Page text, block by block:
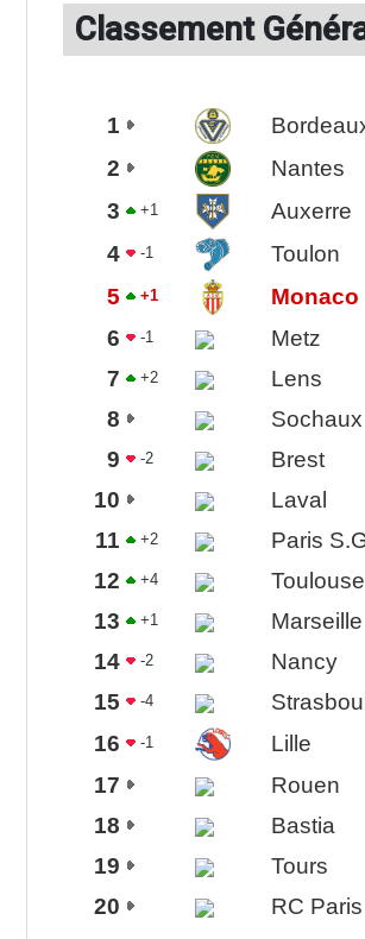
Classement
1
2
Nantes
3
+1 Auxerre
4
-1 Toulon
5
+1 Monaco
6
-1 Metz
7
+2 Lens
8
Sochaux
9
-2 Brest
10
Laval
11
+2 Paris
12
+4 Toulouse
13
+1 Marseille
14
-2 Nancy
15
-4
16
-1 Lille
17
Rouen
18
Bastia
19
Tours
20
RC Paris